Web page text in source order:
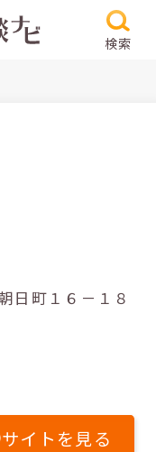
検索
サイトを見る